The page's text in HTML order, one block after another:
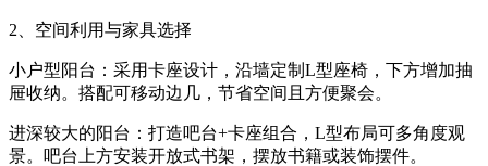
2、空间利用与家具选择
小户型阳台：采用卡座设计，沿墙定制L型座椅，下方增加抽
屉收纳。搭配可移动边几，节省空间且方便聚会。
进深较大的阳台：打造吧台+卡座组合，L型布局可多角度观
景。吧台上方安装开放式书架，摆放书籍或装饰摆件。